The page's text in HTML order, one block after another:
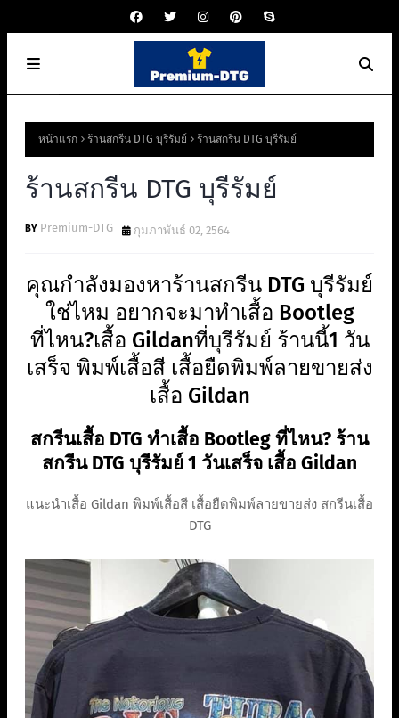
หน้าแรก ร้านสกรีน DTG บุรีรัมย์ ร้านสกรีน DTG บุรีรัมย์
ร้านสกรีน DTG บุรีรัมย์
Premium-DTG กุมภาพันธ์ 02, 2564
คุณกำลังมองหาร้านสกรีน DTG บุรีรัมย์
ใช่ไหม อยากจะมาทำเสื้อ Bootleg
ที่ไหน?เสื้อ Gildanที่บุรีรัมย์ ร้านนี้1 วัน
เสร็จ พิมพ์เสื้อสี เสื้อยืดพิมพ์ลายขายส่ง
เสื้อ Gildan
สกรีนเสื้อ DTG ทำเสื้อ Bootleg ที่ไหน? ร้าน
สกรีน DTG บุรีรัมย์ 1 วันเสร็จ เสื้อ Gildan
แนะนำเสื้อ Gildan พิมพ์เสื้อสี เสื้อยืดพิมพ์ลายขายส่ง สกรีนเสื้อ
DTG